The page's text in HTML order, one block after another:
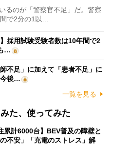
るのが「警察官不足」だ。警察
で2分の1以…
採用試験受験者数は10年間で2
…
不足」に加えて「患者不足」に
後…
一覧を見る
た、使ってみた
累計6000台】BEV普及の障壁と
不安」「充電のストレス」解